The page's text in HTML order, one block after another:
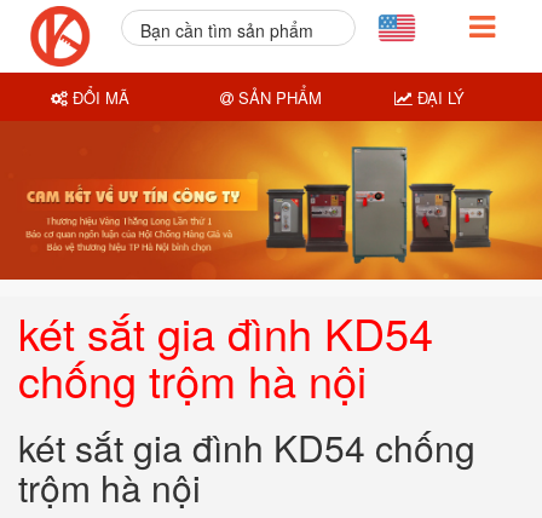
két sắt gia đình KD54
chống trộm hà nội
két sắt gia đình KD54 chống
trộm hà nội
Bạn cần tìm sản phẩm
ĐỔI MÃ SẢN PHẨM ĐẠI LÝ